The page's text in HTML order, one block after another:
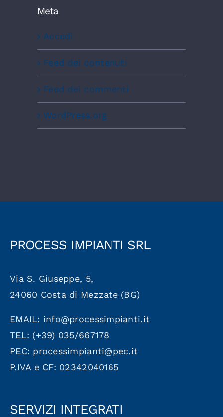
Meta
Accedi
Feed dei contenuti
Feed dei commenti
WordPress.org
PROCESS IMPIANTI SRL
Via S. Giuseppe, 5,
24060 Costa di Mezzate (BG)
EMAIL: info@processimpianti.it
TEL: (+39) 035/667178
PEC: processimpianti@pec.it
P.IVA e CF: 02342040165
SERVIZI INTEGRATI